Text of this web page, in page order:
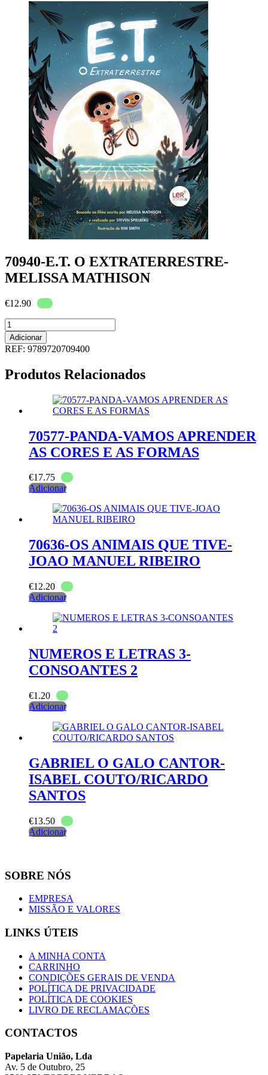
70940-E.T. O EXTRATERRESTRE-
MELISSA MATHISON
€12.90
Quantidade
de
70940-
E.T.
EXTRATERRESTRE-
MATHISON
Adicionar
REF: 9789720709400
Produtos Relacionados
70577-PANDA-VAMOS APRENDER
AS CORES E AS FORMAS
€17.75
Adicionar
70636-OS ANIMAIS QUE TIVE-
JOAO MANUEL RIBEIRO
€12.20
Adicionar
NUMEROS E LETRAS 3-
CONSOANTES 2
€1.20
Adicionar
GABRIEL O GALO CANTOR-
ISABEL COUTO/RICARDO
SANTOS
€13.50
Adicionar
SOBRE NÓS
EMPRESA
MISSÃO E VALORES
LINKS ÚTEIS
A MINHA CONTA
CARRINHO
CONDIÇÕES GERAIS DE VENDA
POLÍTICA DE PRIVACIDADE
POLÍTICA DE COOKIES
LIVRO DE RECLAMAÇÕES
CONTACTOS
Papelaria União, Lda
Av. 5 de Outubro, 25